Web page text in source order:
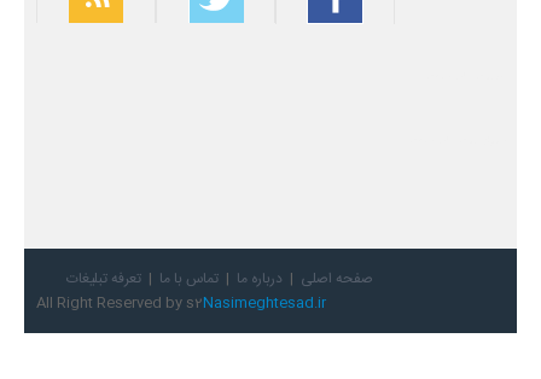
تعرفه تبلیغات تماس با ما درباره ما
صفحه اصلی
All Right Reserved by s2Nasimeghtesad.ir